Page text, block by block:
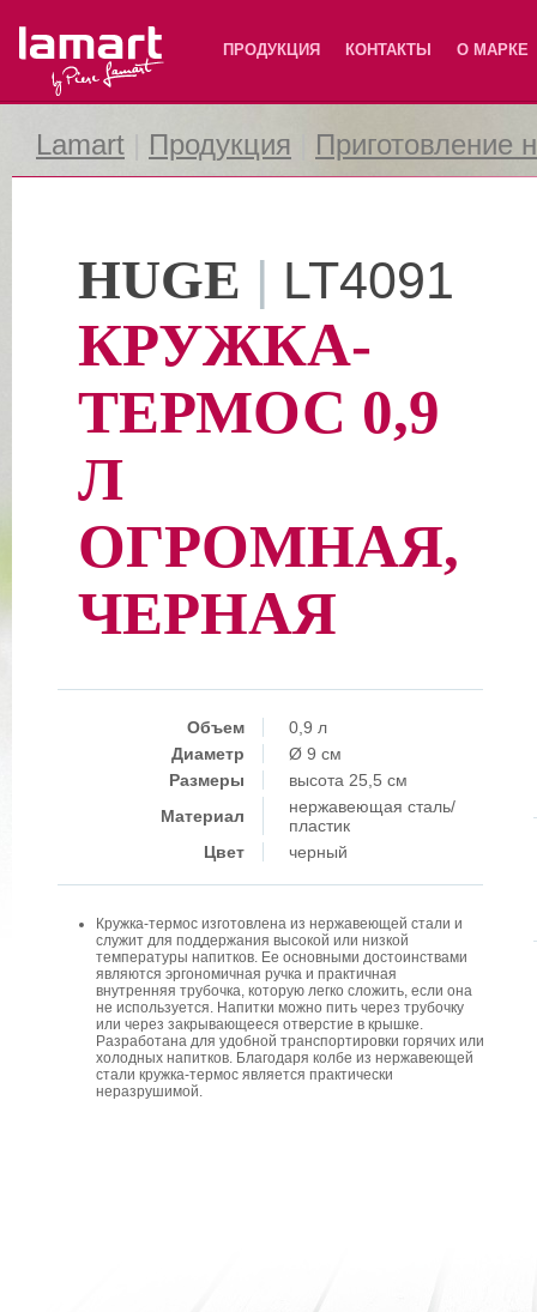
Lamart ПРОДУКЦИЯ КОНТАКТЫ О МАРКЕ
Lamart Продукция Приготовление
HUGE | LT4091
КРУЖКА-
ТЕРМОС 0,9
Л
ОГРОМНАЯ,
ЧЕРНАЯ
Объем
0,9 л
Диаметр
Ø 9 см
Размеры
высота 25,5 см
Материал
нержавеющая сталь/
пластик
Цвет
черный
Кружка-термос изготовлена из нержавеющей стали и
служит для поддержания высокой или низкой
температуры напитков. Ее основными достоинствами
являются эргономичная ручка и практичная
внутренняя трубочка, которую легко сложить, если она
не используется. Напитки можно пить через трубочку
или через закрывающееся отверстие в крышке.
Разработана для удобной транспортировки горячих или
холодных напитков. Благодаря колбе из нержавеющей
стали кружка-термос является практически
неразрушимой.